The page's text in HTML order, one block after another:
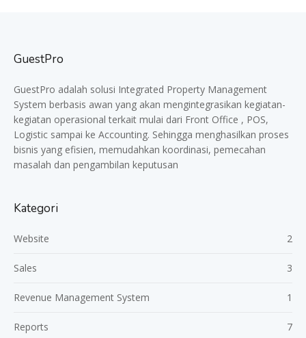
GuestPro
GuestPro adalah solusi Integrated Property Management
System berbasis awan yang akan mengintegrasikan kegiatan-
kegiatan operasional terkait mulai dari Front Office , POS,
Logistic sampai ke Accounting. Sehingga menghasilkan proses
bisnis yang efisien, memudahkan koordinasi, pemecahan
masalah dan pengambilan keputusan
Kategori
2
Website
3
Sales
1
Revenue Management System
7
Reports